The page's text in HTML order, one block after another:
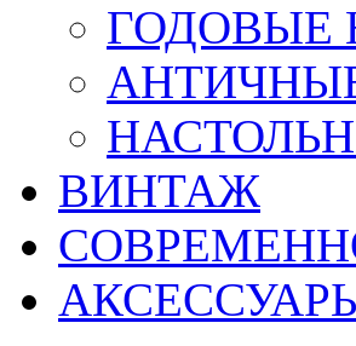
ГОДОВЫЕ
ВИНТАЖ